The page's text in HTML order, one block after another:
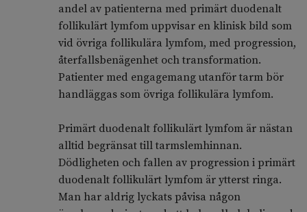
andel av patienterna med primärt duodenalt
follikulärt lymfom uppvisar en klinisk bild som
vid övriga follikulära lymfom, med progression,
återfallsbenägenhet och transformation.
Patienter med engagemang utanför tarm bör
handläggas som övriga follikulära lymfom.
Primärt duodenalt follikulärt lymfom är nästan
alltid begränsat till tarmslemhinnan.
Dödligheten och fallen av progression i primärt
duodenalt follikulärt lymfom är ytterst ringa.
Man har aldrig lyckats påvisa någon